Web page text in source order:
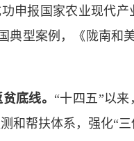
申报国家农业现代产
典型案例，《陇南和
底线。 “十四五”以
和帮扶体系，强化“